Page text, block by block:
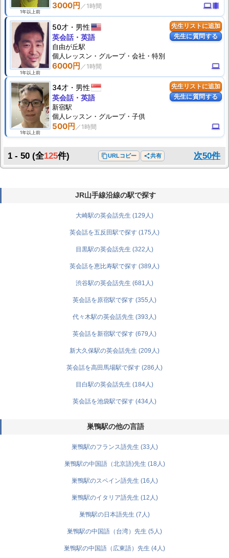
1年以上前
3000円 computertheaters
先生リストに追加
先生に質問する
1年以上前
50才 男性
6000円 computer
英会話・英語
自由が丘駅
個人 レッスン ・グループ・会社・特別
先生リストに追加
先生に質問する
1年以上前
34才 男性
500円 computer
英会話・英語
新宿駅
個人 レッスン ・グループ・子供
1 - 50 (全125件) content_copyURLコピー share共有 次50件
JR山手線沿線の駅で探す
大崎駅の英会話先生 (129人)
英会話を五反田駅で探す (175人)
目黒駅の英会話先生 (322人)
英会話を恵比寿駅で探す (389人)
渋谷駅の英会話先生 (681人)
英会話を原宿駅で探す (355人)
代々木駅の英会話先生 (393人)
英会話を新宿駅で探す (679人)
新大久保駅の英会話先生 (209人)
英会話を高田馬場駅で探す (286人)
目白駅の英会話先生 (184人)
英会話を池袋駅で探す (434人)
巣鴨駅の他の言語
巣鴨駅のフランス語先生 (33人)
巣鴨駅の中国語（北京語)先生 (18人)
巣鴨駅のスペイン語先生 (16人)
巣鴨駅のイタリア語先生 (12人)
巣鴨駅の日本語先生 (7人)
巣鴨駅の中国語（台湾）先生 (5人)
巣鴨駅の中国語（広東語）先生 (4人)